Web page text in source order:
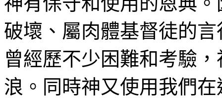
破壞、屬肉體基督徒的
曾經歷不少困難和考驗
浪。同時神又使用我們